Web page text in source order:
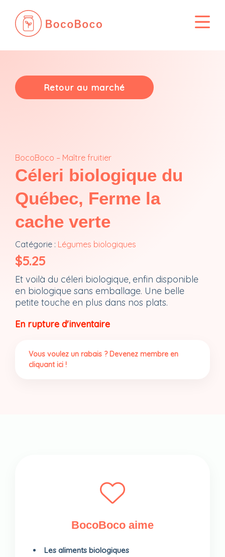
contenu
Retour au marché
BocoBoco – Maître fruitier
Céleri biologique du
Québec, Ferme la
cache verte
Catégorie : Légumes biologiques
$5.25
Et voilà du céleri biologique, enfin disponible
en biologique sans emballage. Une belle
petite touche en plus dans nos plats.
En rupture d'inventaire
Vous voulez un rabais ? Devenez membre en
cliquant ici !
BocoBoco aime
Les aliments biologiques